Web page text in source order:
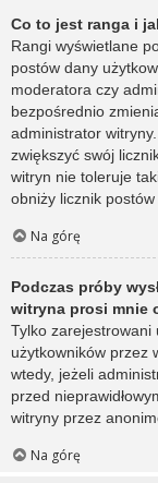
Co to jest ranga i
Rangi wyświetlane
postów dany
moderatora czy
bezpośrednio
administrator
zwiększyć swój
witryn nie toleruje
obniży licznik
Na górę
Podczas próby
witryna prosi mnie
Tylko zarejestrowani
użytkowników przez
wtedy, jeżeli
przed
witryny przez
Na górę